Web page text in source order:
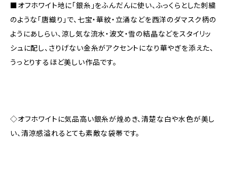
■オフホワイト地に「銀糸」をふんだんに使い、ふっくらとした刺繍
のような「唐織り」で、七宝・華紋・立涌などを西洋のダマスク柄の
ようにあしらい、涼し気な流水・波文・雪の結晶などをスタイリッ
シュに配し、さりげない金糸がアクセントになり華やぎを添えた、
うっとりするほど美しい作品です。
◇オフホワイトに気品高い銀糸が煌めき、清楚な白や水色が美し
い、清涼感溢れるとても素敵な袋帯です。